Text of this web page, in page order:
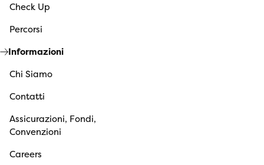
Check Up
Percorsi
Informazioni
Chi Siamo
Contatti
Assicurazioni, Fondi,
Convenzioni
Careers